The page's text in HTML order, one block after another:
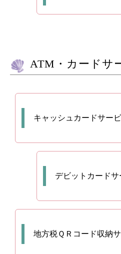
ATM・カードサ
キャッシュカードサー
デビットカードサ
地方税ＱＲコード収納